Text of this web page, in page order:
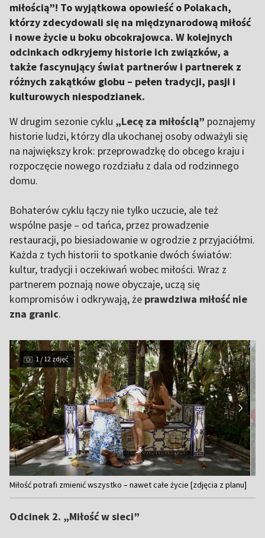
miłością”! To wyjątkowa opowieść o Polakach,
którzy zdecydowali się na międzynarodową miłość
i nowe życie u boku obcokrajowca. W kolejnych
odcinkach odkryjemy historie ich związków, a
także fascynujący świat partnerów i partnerek z
różnych zakątków globu – pełen tradycji, pasji i
kulturowych niespodzianek.
W drugim sezonie cyklu „Lecę za miłością” poznajemy
historie ludzi, którzy dla ukochanej osoby odważyli się
na największy krok: przeprowadzkę do obcego kraju i
rozpoczęcie nowego rozdziału z dala od rodzinnego
domu.
Bohaterów cyklu łączy nie tylko uczucie, ale też
wspólne pasje – od tańca, przez prowadzenie
restauracji, po biesiadowanie w ogrodzie z przyjaciółmi.
Każda z tych historii to spotkanie dwóch światów:
kultur, tradycji i oczekiwań wobec miłości. Wraz z
partnerem poznają nowe obyczaje, uczą się
kompromisów i odkrywają, że prawdziwa miłość nie
zna granic.
1 / 12 zdjęć
Item
1
of
Miłość potrafi zmienić wszystko – nawet całe życie [zdjęcia z planu]
Odcinek 2. „Miłość w sieci”